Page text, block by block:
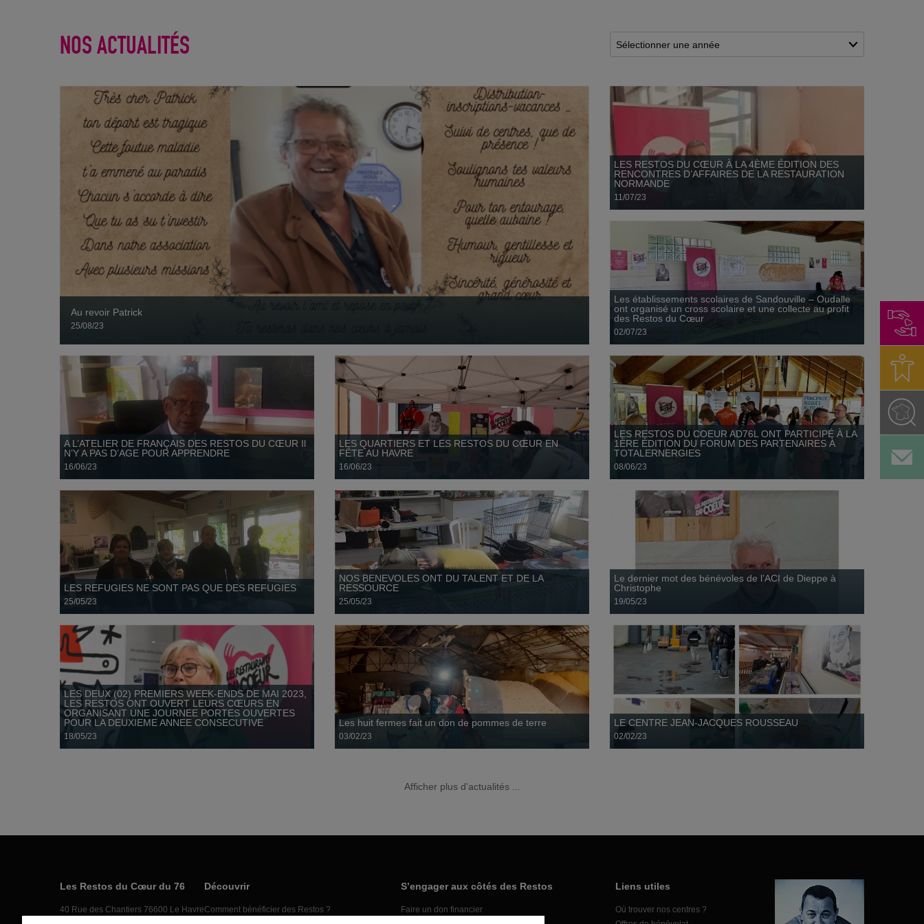
NOS ACTUALITÉS
Au revoir Patrick
25/08/23
LES RESTOS DU CŒUR À LA 4ÈME ÉDITION DES
RENCONTRES D’AFFAIRES DE LA RESTAURATION
NORMANDE
11/07/23
Les établissements scolaires de Sandouville – Oudalle
ont organisé un cross scolaire et une collecte au profit
des Restos du Cœur
02/07/23
02 juillet
Les établissements scolaires de Sandouville –
Oudalle ont organisé un cross scolaire et une
collecte au profit des Restos du Cœur
Le vendredi 09 juin 2023 de 14h à 16h, les établissements
scolaires de Sandouville-Oudalle ont organisé un cross
scolaire...
A L’ATELIER DE FRANÇAIS DES RESTOS DU CŒUR Il
N’Y A PAS D’AGE POUR APPRENDRE
16/06/23
16 juin
A L’ATELIER DE FRANÇAIS DES RESTOS DU
CŒUR Il N’Y A PAS D’AGE POUR APPRENDRE
Depuis le 1er janvier 2023, l’atelier de français de Massillon
au 39 rue Labedoyere 76600, Le Havre, accueille un...
LES QUARTIERS ET LES RESTOS DU CŒUR EN
FÊTE AU HAVRE
16/06/23
16 juin
LES QUARTIERS ET LES RESTOS DU CŒUR EN
FÊTE AU HAVRE
Du 27 mai au 1er juillet 2023, au Havre, les fabriques
proposent des animations festives dans des quartiers de...
LES RESTOS DU COEUR AD76L ONT PARTICIPÉ À LA
1ÈRE ÉDITION DU FORUM DES PARTENAIRES À
TOTALERNERGIES
08/06/23
08 juin
LES RESTOS DU COEUR AD76L ONT PARTICIPÉ À
LA 1ÈRE ÉDITION DU FORUM DES PARTENAIRES
À TOTALERNERGIES
LES REFUGIES NE SONT PAS QUE DES REFUGIES
25/05/23
LES REFUGIES NE SONT PAS QUE DES REFUGIES
NOS BENEVOLES ONT DU TALENT ET DE LA
RESSOURCE
25/05/23
25 mai
NOS BENEVOLES ONT DU TALENT ET DE LA
RESSOURCE
Le dernier mot des bénévoles de l’ACI de Dieppe à
Christophe
19/05/23
19 mai
Le dernier mot des bénévoles de l’ACI de Dieppe
à Christophe
LES DEUX (02) PREMIERS WEEK-ENDS DE MAI 2023,
LES RESTOS ONT OUVERT LEURS CŒURS EN
ORGANISANT UNE JOURNEE PORTES OUVERTES
POUR LA DEUXIEME ANNEE CONSECUTIVE
18/05/23
18 mai
LES DEUX (02) PREMIERS WEEK-ENDS DE MAI
2023, LES RESTOS ONT OUVERT LEURS CŒURS
EN ORGANISANT UNE JOURNEE PORTES
OUVERTES POUR LA DEUXIEME ANNEE
CONSECUTIVE
Les huit fermes fait un don de pommes de terre
03/02/23
03 février
Les huit fermes fait un don de pommes de terre
LE CENTRE JEAN-JACQUES ROUSSEAU
02/02/23
02 février
LE CENTRE JEAN-JACQUES ROUSSEAU
Afficher plus d'actualités ...
Les Restos du Cœur du 76
40 Rue des Chantiers 76600 Le Havre
Découvrir
Comment bénéficier des Restos ?
S’engager aux côtés des Restos
Faire un don financier
Liens utiles
Où trouver nos centres ?